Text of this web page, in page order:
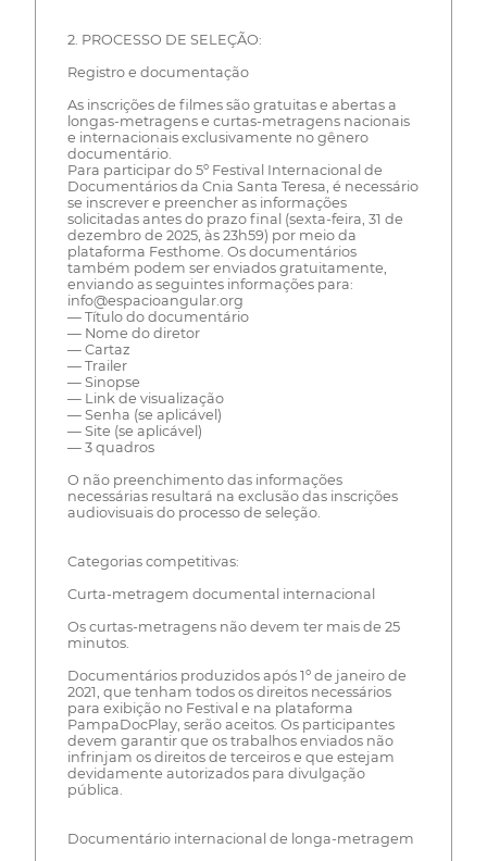
2. PROCESSO DE SELEÇÃO:
Registro e documentação
As inscrições de filmes são gratuitas e abertas a
longas-metragens e curtas-metragens nacionais
e internacionais exclusivamente no gênero
documentário.
Para participar do 5º Festival Internacional de
Documentários da Cnia Santa Teresa, é necessário
se inscrever e preencher as informações
solicitadas antes do prazo final (sexta-feira, 31 de
dezembro de 2025, às 23h59) por meio da
plataforma Festhome. Os documentários
também podem ser enviados gratuitamente,
enviando as seguintes informações para:
info@espacioangular.org
— Título do documentário
— Nome do diretor
— Cartaz
— Trailer
— Sinopse
— Link de visualização
— Senha (se aplicável)
— Site (se aplicável)
— 3 quadros
O não preenchimento das informações
necessárias resultará na exclusão das inscrições
audiovisuais do processo de seleção.
Categorias competitivas:
Curta-metragem documental internacional
Os curtas-metragens não devem ter mais de 25
minutos.
Documentários produzidos após 1º de janeiro de
2021, que tenham todos os direitos necessários
para exibição no Festival e na plataforma
PampaDocPlay, serão aceitos. Os participantes
devem garantir que os trabalhos enviados não
infrinjam os direitos de terceiros e que estejam
devidamente autorizados para divulgação
pública.
Documentário internacional de longa-metragem